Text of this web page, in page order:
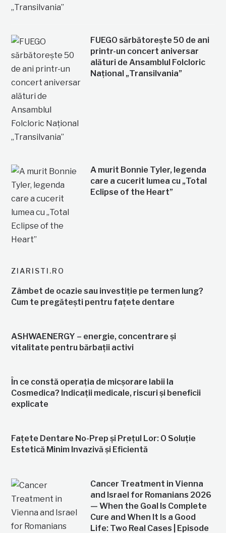
FUEGO sărbătorește 50 de ani
printr-un concert aniversar
alături de Ansamblul Folcloric
Național „Transilvania”
A murit Bonnie Tyler, legenda
care a cucerit lumea cu „Total
Eclipse of the Heart”
ZIARISTI.RO
Zâmbet de ocazie sau investiție pe termen lung?
Cum te pregătești pentru fațete dentare
ASHWAENERGY – energie, concentrare și
vitalitate pentru bărbații activi
În ce constă operația de micșorare labii la
Cosmedica? Indicații medicale, riscuri și beneficii
explicate
Fațete Dentare No-Prep și Prețul Lor: O Soluție
Estetică Minim Invazivă și Eficientă
Cancer Treatment in Vienna
and Israel for Romanians 2026
— When the Goal Is Complete
Cure and When It Is a Good
Life: Two Real Cases | Episode